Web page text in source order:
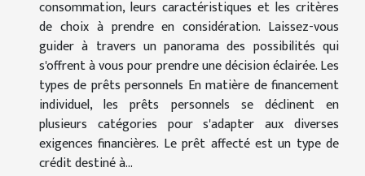
consommation, leurs caractéristiques et les critères
de choix à prendre en considération. Laissez-vous
guider à travers un panorama des possibilités qui
s'offrent à vous pour prendre une décision éclairée. Les
types de prêts personnels En matière de financement
individuel, les prêts personnels se déclinent en
plusieurs catégories pour s'adapter aux diverses
exigences financières. Le prêt affecté est un type de
crédit destiné à...